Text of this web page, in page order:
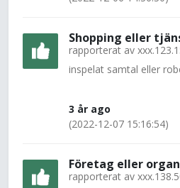
Shopping eller
rapporterat av
inspelat samtal eller
3 år ago
(2022-12-07 15:16:54)
Företag eller
rapporterat av